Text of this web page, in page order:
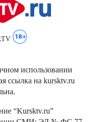
использовании
ссылка на kursktv.ru
“Kursktv.ru”